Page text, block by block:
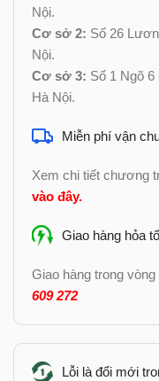
Nội.
Cơ sở 2: Số 26
Nội.
Cơ sở 3: Số 1 Ngõ
Hà Nội.
Miễn phí vận
Xem chi tiết chương
vào đây.
Giao hàng hỏa
Giao hàng trong
609 272
Lỗi là đổi mới